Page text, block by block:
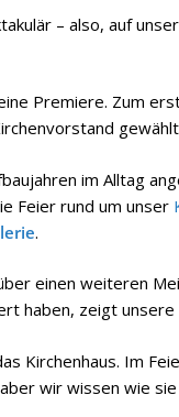
– also, auf
Premiere. Zum
im Alltag
Feier rund um unser
.
einen weiteren
haben, zeigt unsere
Kirchenhaus. Im
wir wissen wie